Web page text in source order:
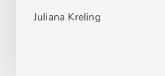
Juliana Kreling